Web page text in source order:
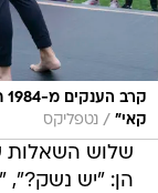
קאי" / נטפליקס
שלוש השאלות
הן: "יש נשק?",